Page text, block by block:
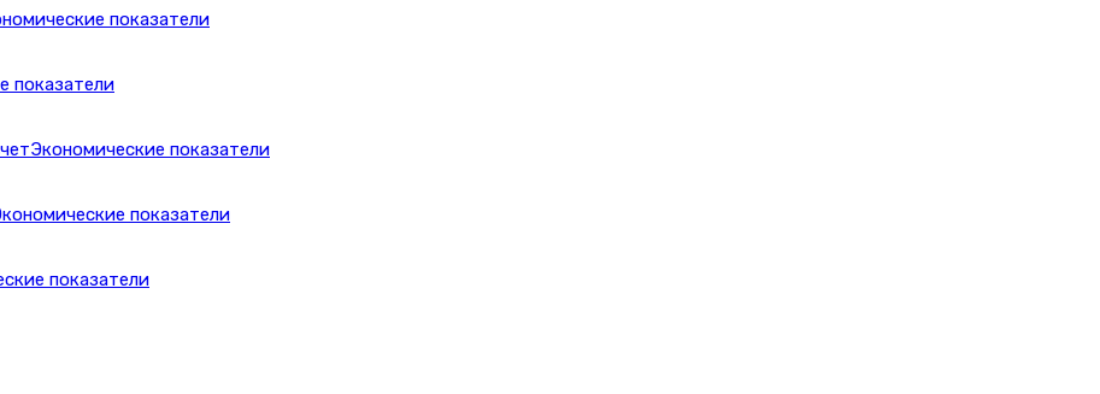
показатели
показатели
Экономические показатели
показатели
показатели